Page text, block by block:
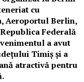
cu
Aeroportul Berlin,
Federală
a avut
Timiș și a
atractivă pentru